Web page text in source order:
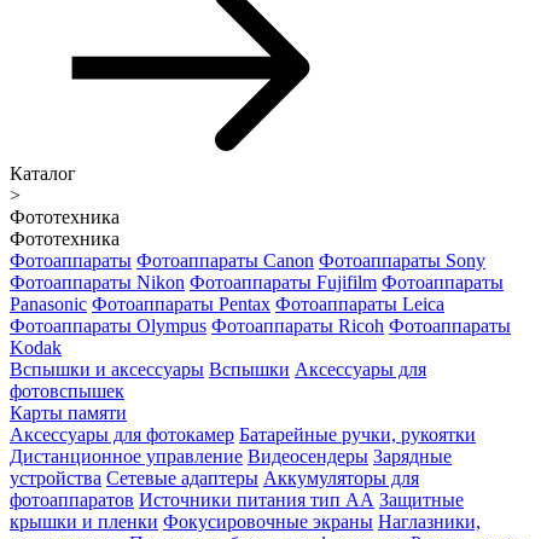
Каталог
>
Фототехника
Фототехника
Фотоаппараты Фотоаппараты Canon Фотоаппараты Sony
Фотоаппараты Nikon Фотоаппараты Fujifilm Фотоаппараты
Panasonic Фотоаппараты Pentax Фотоаппараты Leica
Фотоаппараты Olympus Фотоаппараты Ricoh Фотоаппараты
Kodak
Вспышки и аксессуары Вспышки Аксессуары для
фотовспышек
Карты памяти
Аксессуары для фотокамер Батарейные ручки, рукоятки
Дистанционное управление Видеосендеры Зарядные
устройства Сетевые адаптеры Аккумуляторы для
фотоаппаратов Источники питания тип АА Защитные
крышки и пленки Фокусировочные экраны Наглазники,